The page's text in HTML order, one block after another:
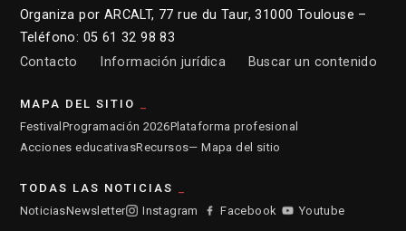
Organiza por ARCALT, 77 rue du Taur, 31000 Toulouse –
Teléfono: 05 61 32 98 83
Contacto
Información jurídica Buscar un contenido
MAPA DEL SITIO
Festival Programación 2026Plataforma profesional
Acciones educativasRecursos— Mapa del sitio
TODAS LAS NOTICIAS
NoticiasNewsletter Instagram Facebook Youtube